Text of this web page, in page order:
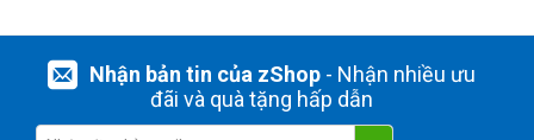
Nhận bản tin của zShop- Nhận nhiều ưu
đãi và quà tặng hấp dẫn